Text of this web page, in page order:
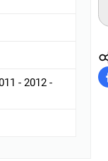
- 2012 -